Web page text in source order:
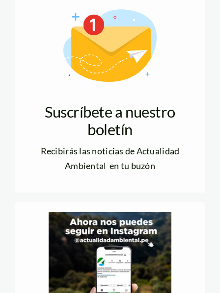
Suscríbete a nuestro
boletín
Recibirás las noticias de Actualidad
Ambiental en tu buzón